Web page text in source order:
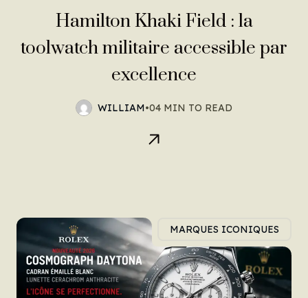
Hamilton Khaki Field : la
toolwatch militaire accessible par
excellence
WILLIAM•04 MIN TO READ
MARQUES ICONIQUES